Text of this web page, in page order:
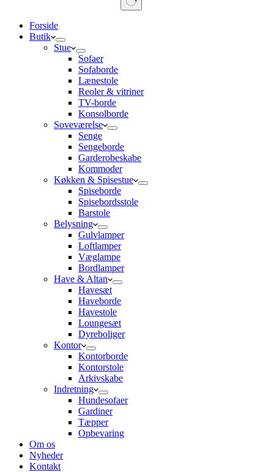
resultaterForside
Butik
Stue
Sofaer
Sofaborde
Lænestole
Reoler & vitriner
TV-borde
Konsolborde
Soveværelse
Senge
Sengeborde
Garderobeskabe
Kommoder
Køkken & Spisestue
Spiseborde
Spisebordsstole
Barstole
Belysning
Gulvlamper
Loftlamper
Væglampe
Bordlamper
Have & Altan
Havesæt
Haveborde
Havestole
Loungesæt
Dyreboliger
Kontor
Kontorborde
Kontorstole
Arkivskabe
Indretning
Hundesofaer
Gardiner
Tæpper
Opbevaring
Om os
Nyheder
Kontakt